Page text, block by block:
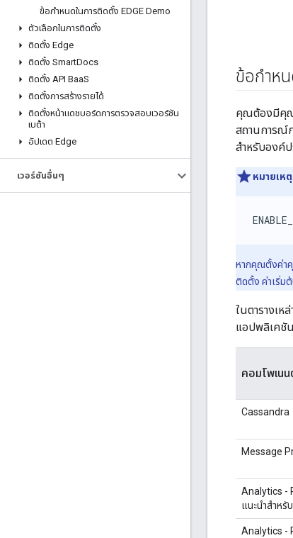
ข้อกําหนดในการติดตั้ง EDGE Demo
ตัวเลือกในการติดตั้ง
ติดตั้ง Edge
ติดตั้ง SmartDocs
ติดตั้ง API BaaS
ติดตั้งการสร้างรายได้
ติดตั้งหน้าแดชบอร์ดการตรวจสอบเวอร์ชัน
เบต้า
อัปเดต Edge
เวอร์ชันอื่นๆ
ข้อกำห
คุณต้องมีคุณ
สถานการณ์
สำหรับองค์
หมายเห
หากคุณตั้งค่าคุ
ติดตั้ง ค่าเริ่ม
ในตารางเ
แอปพลิเคชั
คอมโพเน
Cassandra
Message
Analytics -
แนะนำสำหรั
Analytics -